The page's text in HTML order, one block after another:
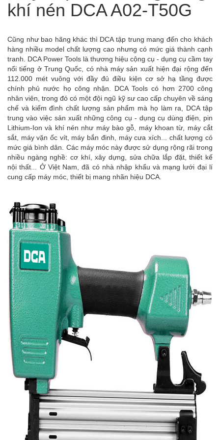
khí nén DCA A02-T50G
Cũng như bao hãng khác thì DCA tập trung mang đến cho khách
hàng nhiều model chất lượng cao nhưng có mức giá thành cạnh
tranh. DCA Power Tools là thương hiệu cộng cụ - dụng cụ cầm tay
nổi tiếng ở Trung Quốc, có nhà máy sản xuất hiện đại rộng đến
112.000 mét vuông với đầy đủ điều kiện cơ sở hạ tầng được
chính phủ nước họ công nhận. DCA Tools có hơn 2700 công
nhân viên, trong đó có một đội ngũ kỹ sư cao cấp chuyên về sáng
chế và kiểm đình chất lượng sản phẩm mà họ làm ra, DCA tập
trung vào việc sản xuất những công cụ - dụng cụ dùng điện, pin
Lithium-Ion và khí nén như máy bào gỗ, máy khoan từ, máy cắt
sắt, máy vặn ốc vít, máy bắn đinh, máy cưa xích... chất lượng có
mức giá bình dân. Các máy móc này được sử dụng rộng rãi trong
nhiều ngàng nghề: cơ khí, xây dựng, sửa chữa lắp đặt, thiết kế
nội thất... Ở Việt Nam, đã có nhà nhập khẩu và mạng lưới đại lí
cung cấp máy móc, thiết bị mang nhãn hiệu DCA.